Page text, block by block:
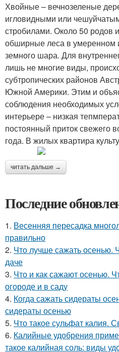
Хвойные – вечнозеленые
игловидными или
стробилами. Около 50 родов
обширные леса в умеренном
земного шара. Для
лишь не многие виды,
субтропических районов
Южной Америки. Этим и
соблюдения необходимых
интерьере – низкая
постоянный приток свежего
года. В жилых квартира
читать дальше →
Последние
1. Весенняя пересадка
правильно
2. Что лучше сажать осенью.
даче
3. Что и как сажают осенью.
огороде и в саду
4. Когда сажать сидераты
сидераты осенью
5. Что такое сульфат калия.
6. Калийные удобрения
такое калийная соль: виды